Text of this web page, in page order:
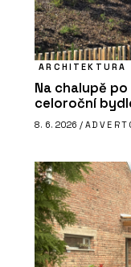
ARCHITEKTURA
Na chalupě
celoroční
8. 6. 2026 /